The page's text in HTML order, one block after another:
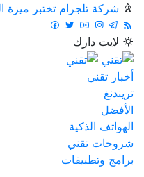
شركة تلجرام تختبر ميزة
لايت دارك
أخبار تقني
تريندنغ
الأفضل
الهواتف الذكية
شروحات تقني
برامج وتطبيقات